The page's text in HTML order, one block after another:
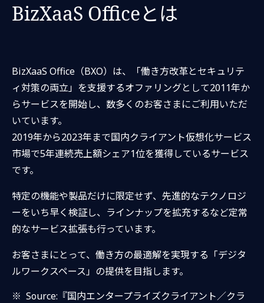
BizXaaS Officeとは
BizXaaS Office（BXO）は、「働き方改革とセキュリテ
ィ対策の両立」を支援するオファリングとして2011年か
らサービスを開始し、数多くのお客さまにご利用いただ
いています。
2019年から2023年まで国内クライアント仮想化サービス
市場で5年連続売上額シェア1位を獲得しているサービス
です。
特定の機能や製品だけに限定せず、先進的なテクノロジ
ーをいち早く検証し、ラインナップを拡充するなど定常
的なサービス拡張も行っています。
お客さまにとって、働き方の最適解を実現する「デジタ
ルワークスペース」の提供を目指します。
※ Source:『国内エンタープライズクライアント／クラ